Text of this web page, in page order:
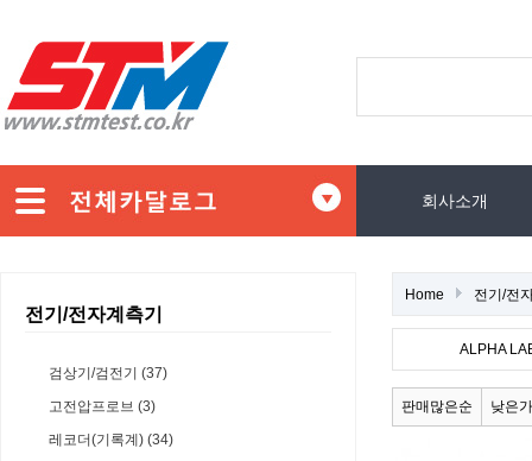
회사소개
전기/전자계측기
검상기/검전기 (37)
고전압프로브 (3)
레코더(기록계) (34)
Home 전기/전
ALPHA
판매많은순 낮은